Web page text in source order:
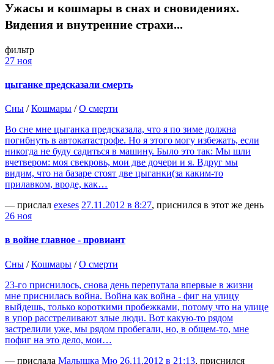
Ужасы и кошмары в снах и сновидениях.
Видения и внутренние страхи...
фильтр
27 ноя
цыганке предсказали смерть
Сны /Кошмары /О смерти
Во сне мне цыганка предсказала, что я по зиме должна
погибнуть в автокатастрофе. Но я этого могу избежать, если
никогда не буду садиться в машину. Было это так: Мы шли
вчетвером: моя свекровь, мои две дочери и я. Вдруг мы
видим, что на базаре стоят две цыганки(за каким-то
прилавком, вроде, как…
— прислал exeses 27.11.2012 в 8:27, приснился в этот же день
26 ноя
в войне главное - провиант
Сны /Кошмары /О смерти
23-го приснилось, снова день перепутала впервые в жизни
мне приснилась война. Война как война - фиг на улицу
выйдешь, только короткими пробежками, потому что на улице
в упор расстреливают злые люди. Вот какую-то рядом
застрелили уже, мы рядом пробегали, но, в общем-то, мне
пофиг на это дело, мои…
— прислала Малышка Мю 26.11.2012 в 21:13, приснился